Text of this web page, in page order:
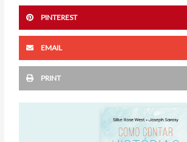
PINTEREST
EMAIL
PRINT